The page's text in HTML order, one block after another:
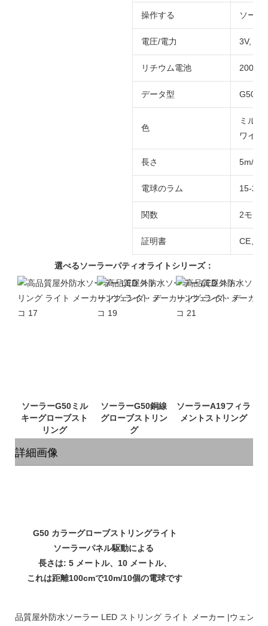
操作する ソーラ
電圧/電力 3V, 各
リチウム電池
データ型 G50
色
ミルキ
ワイト)
長さ 5m/10
電球のラム 15-
関数 2モー
証明書 CE、
選べるソーラーパティオライトシリーズ：
ソーラーG50ミル
キーグローブスト
リング
ソーラーG50銅線
グローブストリン
グ
ソーラーA19フィラ
メントストリング
詳細画像
G50 カラーグローブストリングライト
ソーラーパネル駆動による
長さは: 5 メートル、10 メートル、
これは距離100cmで10m/10個の電球です